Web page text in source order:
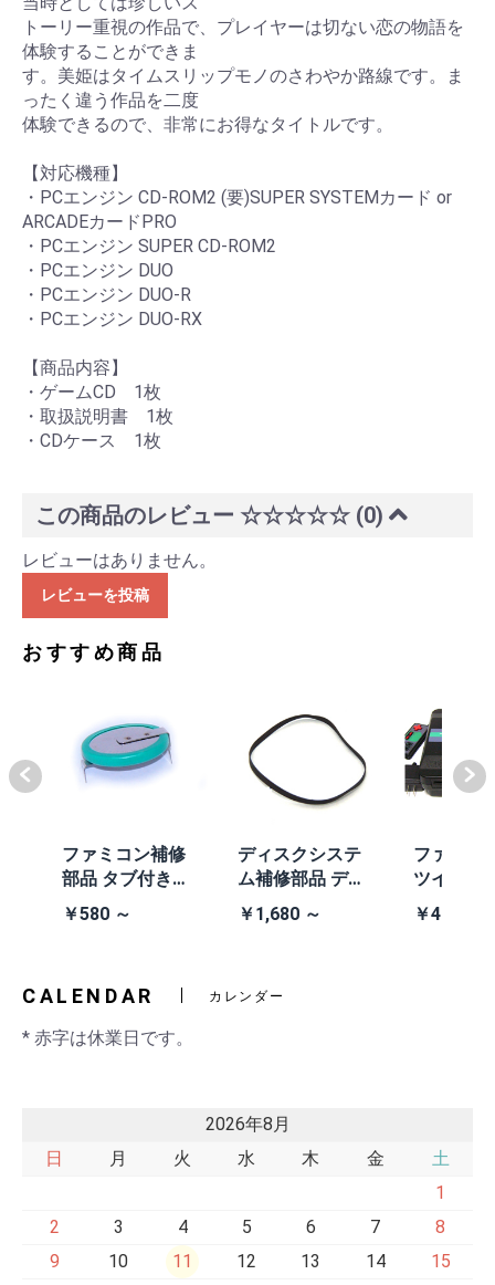
トーリー重視の作品で、プレイヤーは切ない恋の物語を
体験することができま
す。美姫はタイムスリップモノのさわやか路線です。ま
ったく違う作品を二度
体験できるので、非常にお得なタイトルです。
【対応機種】
・PCエンジン CD-ROM2 (要)SUPER SYSTEMカード or
ARCADEカードPRO
・PCエンジン SUPER CD-ROM2
・PCエンジン DUO
・PCエンジン DUO-R
・PCエンジン DUO-RX
【商品内容】
・ゲームCD 1枚
・取扱説明書 1枚
・CDケース 1枚
この商品のレビュー ☆☆☆☆☆ (0)
レビューはありません。
レビューを投稿
おすすめ商品
ファミコン補修
部品 タブ付きコ
イン電池(CR203
2)
￥580 ～
ディスクシステ
ム補修部品 ディ
スクシステム用
交換ベルト
￥1,680 ～
ファミコ
ツインフ
ン本体
黒・連射
￥41,980
CALENDAR カレンダー
* 赤字は休業日です。
2026年8月
日
月 火 水 木 金
土
1
2
3 4 5 6 7
8
9
10 11 12 13 14 15